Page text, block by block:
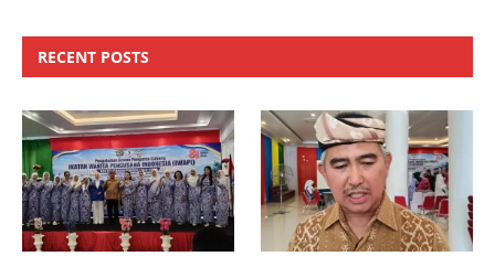
RECENT POSTS